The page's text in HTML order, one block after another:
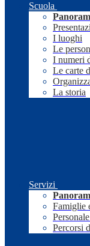
Scuola
I luoghi
Le
I numeri
Le carte
La storia
Servizi
Famiglie
Percorsi